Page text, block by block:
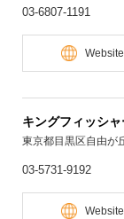
03-6807-1191
Website
キングフィッシャ
東京都目黒区自由が
03-5731-9192
Website